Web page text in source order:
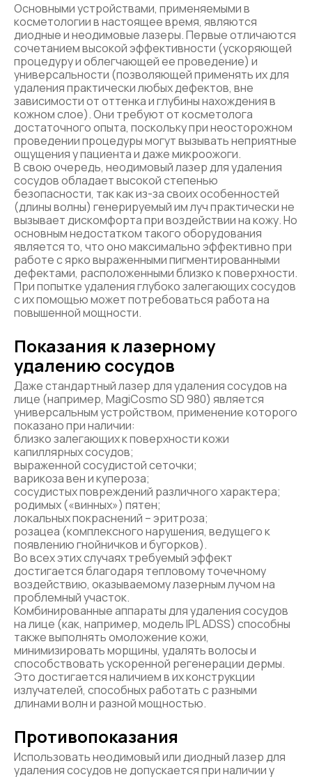
Основными устройствами, применяемыми в
косметологии в настоящее время, являются
диодные и неодимовые лазеры. Первые отличаются
сочетанием высокой эффективности (ускоряющей
процедуру и облегчающей ее проведение) и
универсальности (позволяющей применять их для
удаления практически любых дефектов, вне
зависимости от оттенка и глубины нахождения в
кожном слое). Они требуют от косметолога
достаточного опыта, поскольку при неосторожном
проведении процедуры могут вызывать неприятные
ощущения у пациента и даже микроожоги.
В свою очередь, неодимовый лазер для удаления
сосудов обладает высокой степенью
безопасности, так как из-за своих особенностей
(длины волны) генерируемый им луч практически не
вызывает дискомфорта при воздействии на кожу. Но
основным недостатком такого оборудования
является то, что оно максимально эффективно при
работе с ярко выраженными пигментированными
дефектами, расположенными близко к поверхности.
При попытке удаления глубоко залегающих сосудов
с их помощью может потребоваться работа на
повышенной мощности.
Показания к лазерному
удалению сосудов
Даже стандартный лазер для удаления сосудов на
лице (например, MagiCosmo SD 980) является
универсальным устройством, применение которого
показано при наличии:
близко залегающих к поверхности кожи
капиллярных сосудов;
выраженной сосудистой сеточки;
варикоза вен и купероза;
сосудистых повреждений различного характера;
родимых («винных») пятен;
локальных покраснений – эритроза;
розацеа (комплексного нарушения, ведущего к
появлению гнойничков и бугорков).
Во всех этих случаях требуемый эффект
достигается благодаря тепловому точечному
воздействию, оказываемому лазерным лучом на
проблемный участок.
Комбинированные аппараты для удаления сосудов
на лице (как, например, модель IPL ADSS) способны
также выполнять омоложение кожи,
минимизировать морщины, удалять волосы и
способствовать ускоренной регенерации дермы.
Это достигается наличием в их конструкции
излучателей, способных работать с разными
длинами волн и разной мощностью.
Противопоказания
Использовать неодимовый или диодный лазер для
удаления сосудов не допускается при наличии у